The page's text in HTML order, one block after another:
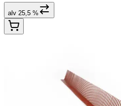
alv 25,5 %